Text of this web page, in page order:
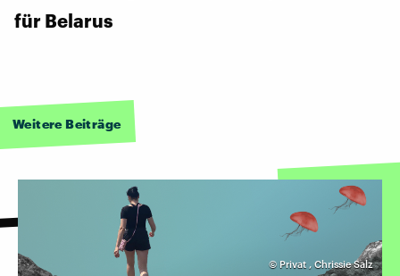
für Belarus
Weitere Beiträge
© Privat , Chrissie Salz